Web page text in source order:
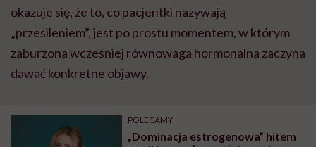
okazuje się, że to, co pacjentki nazywają
„przesileniem”, jest po prostu momentem, w którym
zaburzona wcześniej równowaga hormonalna zaczyna
dawać konkretne objawy.
POLECAMY
„Dominacja estrogenowa” hitem